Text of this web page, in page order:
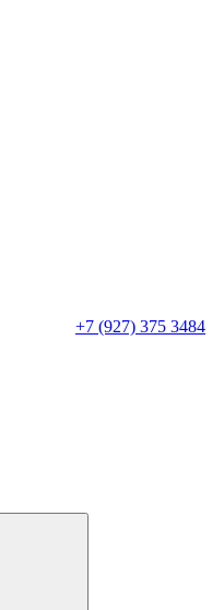
+7 (927) 375 3484